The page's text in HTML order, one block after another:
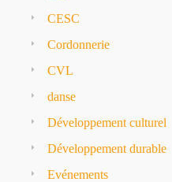
CESC
Cordonnerie
CVL
danse
Développement culturel
Développement durable
Evénements